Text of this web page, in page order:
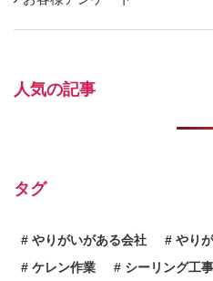
人気の記事
タグ
やりがいがある会社
やり
ケレン作業
シーリング工事